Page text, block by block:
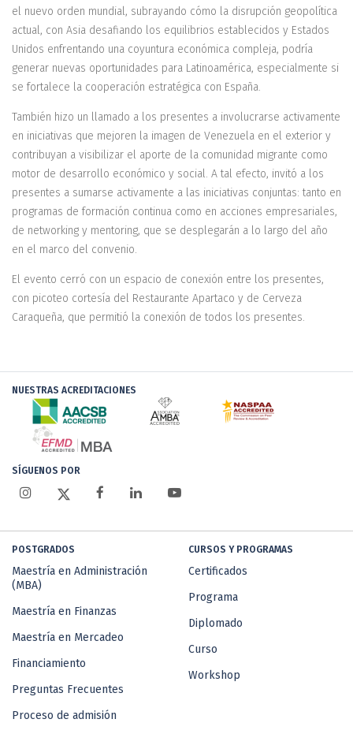
el nuevo orden mundial, subrayando cómo la disrupción geopolítica
actual, con Asia desafiando los equilibrios establecidos y Estados
Unidos enfrentando una coyuntura económica compleja, podría
generar nuevas oportunidades para Latinoamérica, especialmente si
se fortalece la cooperación estratégica con España.
También hizo un llamado a los presentes a involucrarse activamente
en iniciativas que mejoren la imagen de Venezuela en el exterior y
contribuyan a visibilizar el aporte de la comunidad migrante como
motor de desarrollo económico y social. A tal efecto, invitó a los
presentes a sumarse activamente a las iniciativas conjuntas: tanto en
programas de formación continua como en acciones empresariales,
de networking y mentoring, que se desplegarán a lo largo del año
en el marco del convenio.
El evento cerró con un espacio de conexión entre los presentes,
con picoteo cortesía del Restaurante Apartaco y de Cerveza
Caraqueña, que permitió la conexión de todos los presentes.
NUESTRAS ACREDITACIONES
SÍGUENOS POR
POSTGRADOS
Maestría en Administración
(MBA)
Maestría en Finanzas
Maestría en Mercadeo
Financiamiento
Preguntas Frecuentes
Proceso de admisión
CURSOS Y PROGRAMAS
Certificados
Programa
Diplomado
Curso
Workshop